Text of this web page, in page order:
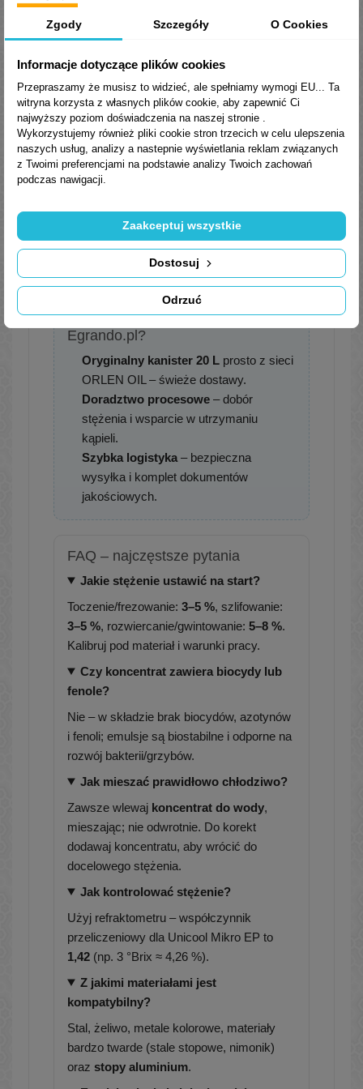
obciążenie
kG
Stabilność emulsji
(24 h / 20 ± 5 °C)
– wytrzymuje
Parametry i zalecenia wg PDS UNICOOL
MIKRO EP (wersja 1 / 2023-07-17).
Rzeczywiste wartości w świadectwie jakości.
Normy, aprobaty, specyfikacje
Produkt posiadaatest PZH.
Dlaczego warto kupić w
Egrando.pl?
Oryginalny kanister 20 L prosto z sieci
ORLEN OIL – świeże dostawy.
Doradztwo procesowe – dobór
stężenia i wsparcie w utrzymaniu
kąpieli.
Szybka logistyka – bezpieczna
wysyłka i komplet dokumentów
jakościowych.
FAQ – najczęstsze pytania
Jakie stężenie ustawić na start?
Toczenie/frezowanie: 3–5 %, szlifowanie:
3–5 %, rozwiercanie/gwintowanie: 5–8 %.
Kalibruj pod materiał i warunki pracy.
Czy koncentrat zawiera biocydy lub
fenole?
Nie – w składzie brak biocydów, azotynów
i fenoli; emulsje są biostabilne i odporne na
rozwój bakterii/grzybów.
Jak mieszać prawidłowo chłodziwo?
Zawsze wlewaj koncentrat do wody,
mieszając; nie odwrotnie. Do korekt
dodawaj koncentratu, aby wrócić do
docelowego stężenia.
Jak kontrolować stężenie?
Użyj refraktometru – współczynnik
przeliczeniowy dla Unicool Mikro EP to
1,42 (np. 3 °Brix ≈ 4,26 %).
Z jakimi materiałami jest
kompatybilny?
Stal, żeliwo, metale kolorowe, materiały
bardzo twarde (stale stopowe, nimonik)
oraz stopy aluminium.
Zgody Szczegóły O Cookies
Informacje dotyczące plików cookies
Przepraszamy że musisz to widzieć, ale spełniamy wymogi EU... Ta
witryna korzysta z własnych plików cookie, aby zapewnić Ci
najwyższy poziom doświadczenia na naszej stronie .
Wykorzystujemy również pliki cookie stron trzecich w celu ulepszenia
naszych usług, analizy a nastepnie wyświetlania reklam związanych
z Twoimi preferencjami na podstawie analizy Twoich zachowań
podczas nawigacji.
Odrzuć
Dostosuj
Zaakceptuj wszystkie